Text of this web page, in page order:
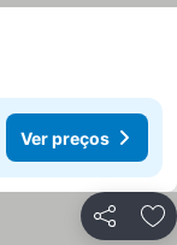
Ver preços
Partilhar